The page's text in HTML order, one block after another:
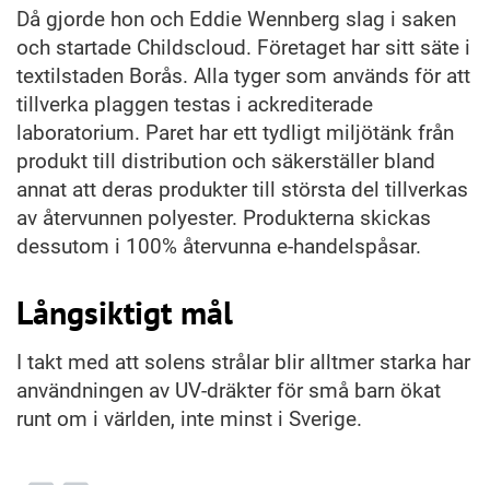
Då gjorde hon och Eddie Wennberg slag i saken
och startade Childscloud. Företaget har sitt säte i
textilstaden Borås. Alla tyger som används för att
tillverka plaggen testas i ackrediterade
laboratorium. Paret har ett tydligt miljötänk från
produkt till distribution och säkerställer bland
annat att deras produkter till största del tillverkas
av återvunnen polyester. Produkterna skickas
dessutom i 100% återvunna e-handelspåsar.
Långsiktigt mål
I takt med att solens strålar blir alltmer starka har
användningen av UV-dräkter för små barn ökat
runt om i världen, inte minst i Sverige.